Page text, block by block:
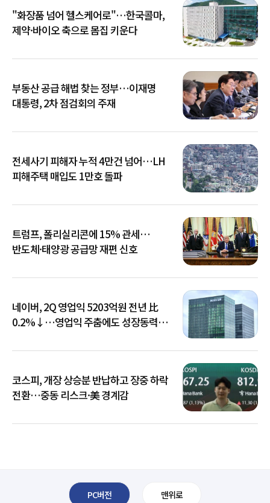
"화장품 넘어 헬스케어로"…한국콜마,
제약·바이오 축으로 몸집 키운다
부동산 공급 해법 찾는 정부…이재명
대통령, 2차 점검회의 주재
전세사기 피해자 누적 4만건 넘어…LH
피해주택 매입도 1만호 돌파
트럼프, 폴리실리콘에 15% 관세…
반도체·태양광 공급망 재편 신호
네이버, 2Q 영업익 5203억원 전년 比
0.2%↓…영업익 주춤에도 성장동력
코스피, 개장 상승분 반납하고 장중 하락
전환…중동 리스크·美 경계감
PC버전 맨위로